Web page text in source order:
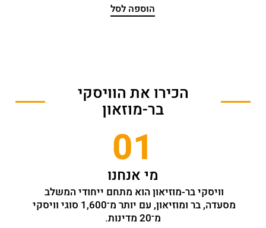
הוספה לסל
הכירו את הוויסקי
בר-מוזאון
01
מי אנחנו
מ־20 מדינות.